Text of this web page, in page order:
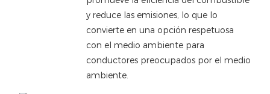
y reduce las emisiones, lo que lo
convierte en una opción respetuosa
con el medio ambiente para
conductores preocupados por el medio
ambiente.